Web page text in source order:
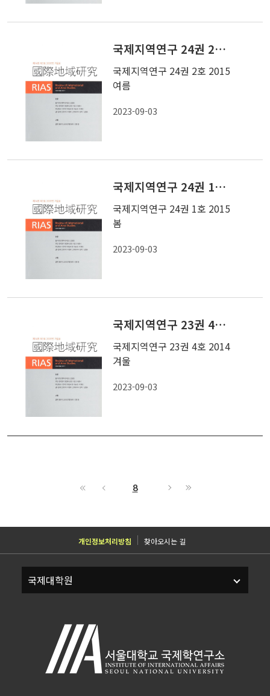
국제지역연구 24권 2호 2015 여름
국제지역연구 24권 2호 2015
여름
2023-09-03
국제지역연구 24권 1호 2015 봄
국제지역연구 24권 1호 2015
봄
2023-09-03
국제지역연구 23권 4호 2014 겨울
국제지역연구 23권 4호 2014
겨울
2023-09-03
8
개인정보처리방침 찾아오시는 길